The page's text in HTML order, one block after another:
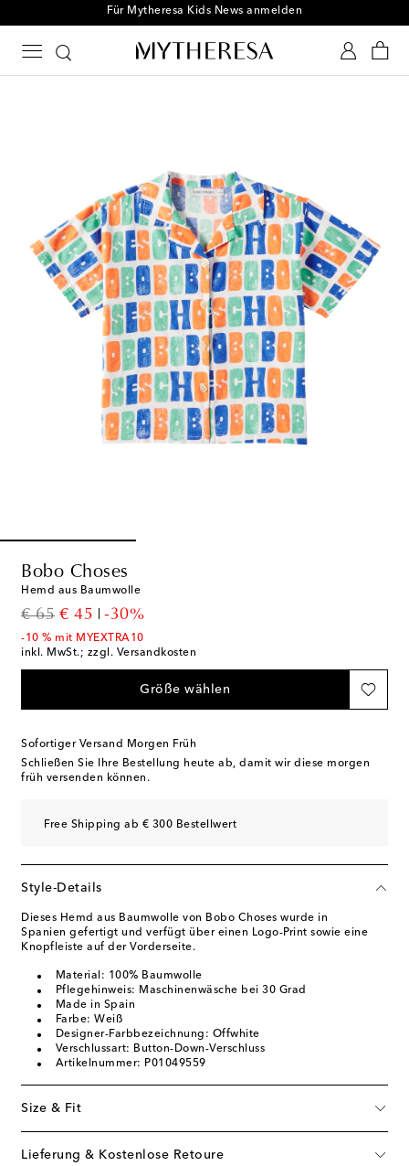
Für Mytheresa Kids News anmelden
Bobo Choses
Hemd aus Baumwolle
€ 65
original price
€ 45
discount price
-30%
-10 % mit MYEXTRA10
inkl. MwSt.; zzgl. Versandkosten
Größe wählen
Sofortiger Versand Morgen Früh
Schließen Sie Ihre Bestellung heute ab, damit wir diese morgen
früh versenden können.
Free Shipping ab € 300 Bestellwert
Style-Details
Dieses Hemd aus Baumwolle von Bobo Choses wurde in
Spanien gefertigt und verfügt über einen Logo-Print sowie eine
Knopfleiste auf der Vorderseite.
Material: 100% Baumwolle
Pflegehinweis: Maschinenwäsche bei 30 Grad
Made in Spain
Farbe: Weiß
Designer-Farbbezeichnung: Offwhite
Verschlussart: Button-Down-Verschluss
Artikelnummer: P01049559
Size & Fit
Lieferung & Kostenlose Retoure